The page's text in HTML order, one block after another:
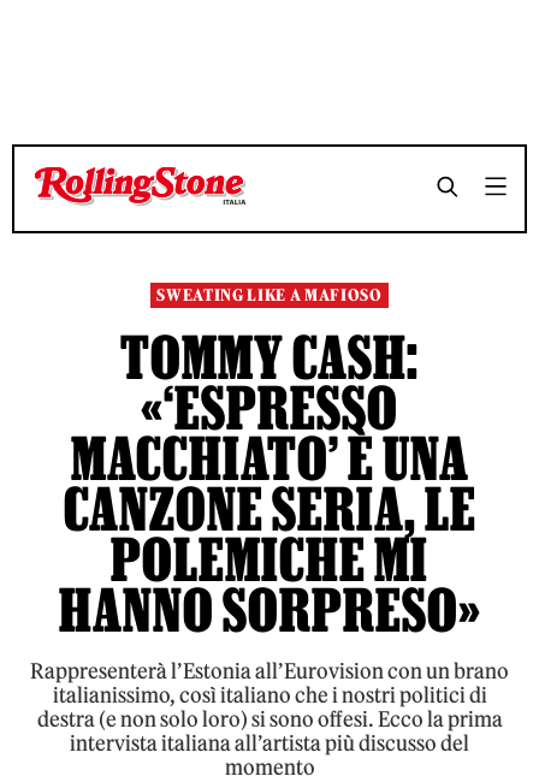
TEMPO DI LETTURA 13 MINUTI
TEMPO DI LETTURA 13 MINUTI
SWEATING LIKE A MAFIOSO
TOMMY CASH:
«‘ESPRESSO
MACCHIATO’ È UNA
CANZONE SERIA, LE
POLEMICHE MI
HANNO SORPRESO»
Rappresenterà l’Estonia all’Eurovision con un brano
italianissimo, così italiano che i nostri politici di
destra (e non solo loro) si sono offesi. Ecco la prima
intervista italiana all’artista più discusso del
momento